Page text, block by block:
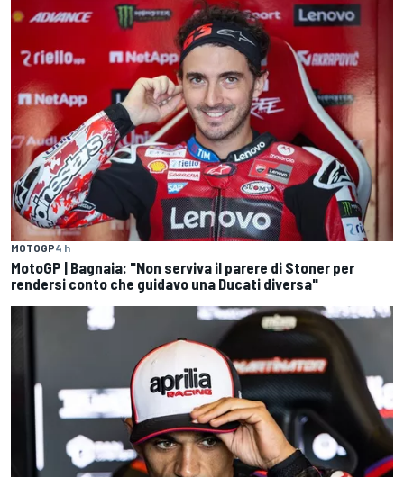
MOTOGP4 h
MotoGP | Bagnaia: "Non serviva il parere di Stoner per
rendersi conto che guidavo una Ducati diversa"